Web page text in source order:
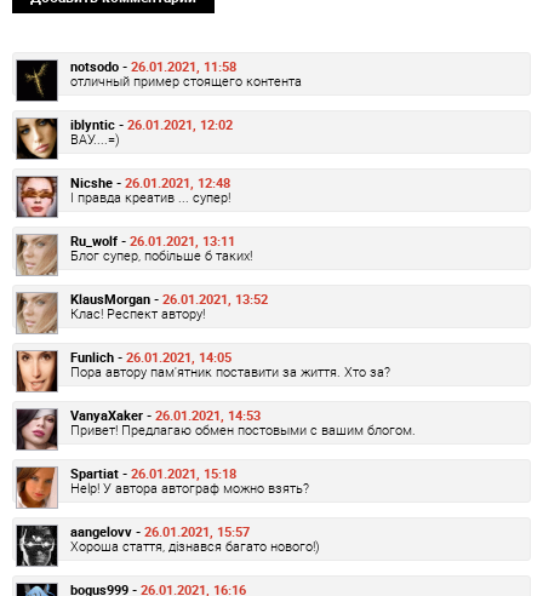
notsodo - 26.01.2021, 11:58
отличный пример стоящего контента
iblyntic - 26.01.2021, 12:02
ВАУ....=)
Nicshe - 26.01.2021, 12:48
І правда креатив ... супер!
Ru_wolf - 26.01.2021, 13:11
Блог супер, побільше б таких!
KlausMorgan - 26.01.2021, 13:52
Клас! Респект автору!
Funlich - 26.01.2021, 14:05
Пора автору пам'ятник поставити за життя. Хто за?
VanyaXaker - 26.01.2021, 14:53
Привет! Предлагаю обмен постовыми с вашим блогом.
Spartiat - 26.01.2021, 15:18
Help! У автора автограф можно взять?
aangelovv - 26.01.2021, 15:57
Хороша стаття, дізнався багато нового!)
bogus999 - 26.01.2021, 16:16